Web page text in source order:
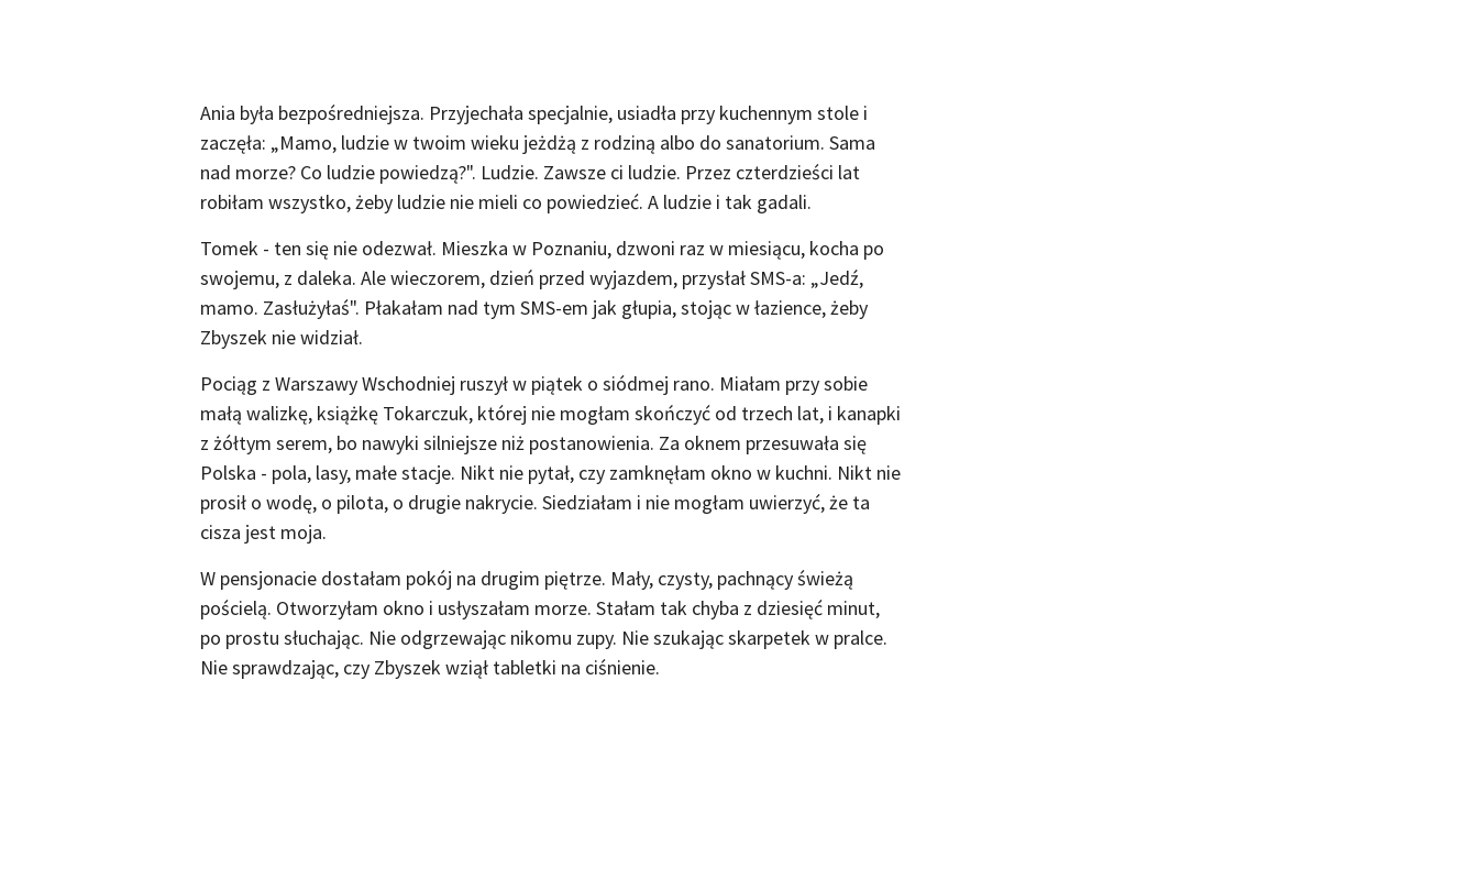
Ania była bezpośredniejsza. Przyjechała specjalnie, usiadła przy kuchennym stole i
zaczęła: „Mamo, ludzie w twoim wieku jeżdżą z rodziną albo do sanatorium. Sama
nad morze? Co ludzie powiedzą?". Ludzie. Zawsze ci ludzie. Przez czterdzieści lat
robiłam wszystko, żeby ludzie nie mieli co powiedzieć. A ludzie i tak gadali.
Tomek - ten się nie odezwał. Mieszka w Poznaniu, dzwoni raz w miesiącu, kocha po
swojemu, z daleka. Ale wieczorem, dzień przed wyjazdem, przysłał SMS-a: „Jedź,
mamo. Zasłużyłaś". Płakałam nad tym SMS-em jak głupia, stojąc w łazience, żeby
Zbyszek nie widział.
Pociąg z Warszawy Wschodniej ruszył w piątek o siódmej rano. Miałam przy sobie
małą walizkę, książkę Tokarczuk, której nie mogłam skończyć od trzech lat, i kanapki
z żółtym serem, bo nawyki silniejsze niż postanowienia. Za oknem przesuwała się
Polska - pola, lasy, małe stacje. Nikt nie pytał, czy zamknęłam okno w kuchni. Nikt nie
prosił o wodę, o pilota, o drugie nakrycie. Siedziałam i nie mogłam uwierzyć, że ta
cisza jest moja.
W pensjonacie dostałam pokój na drugim piętrze. Mały, czysty, pachnący świeżą
pościelą. Otworzyłam okno i usłyszałam morze. Stałam tak chyba z dziesięć minut,
po prostu słuchając. Nie odgrzewając nikomu zupy. Nie szukając skarpetek w pralce.
Nie sprawdzając, czy Zbyszek wziął tabletki na ciśnienie.